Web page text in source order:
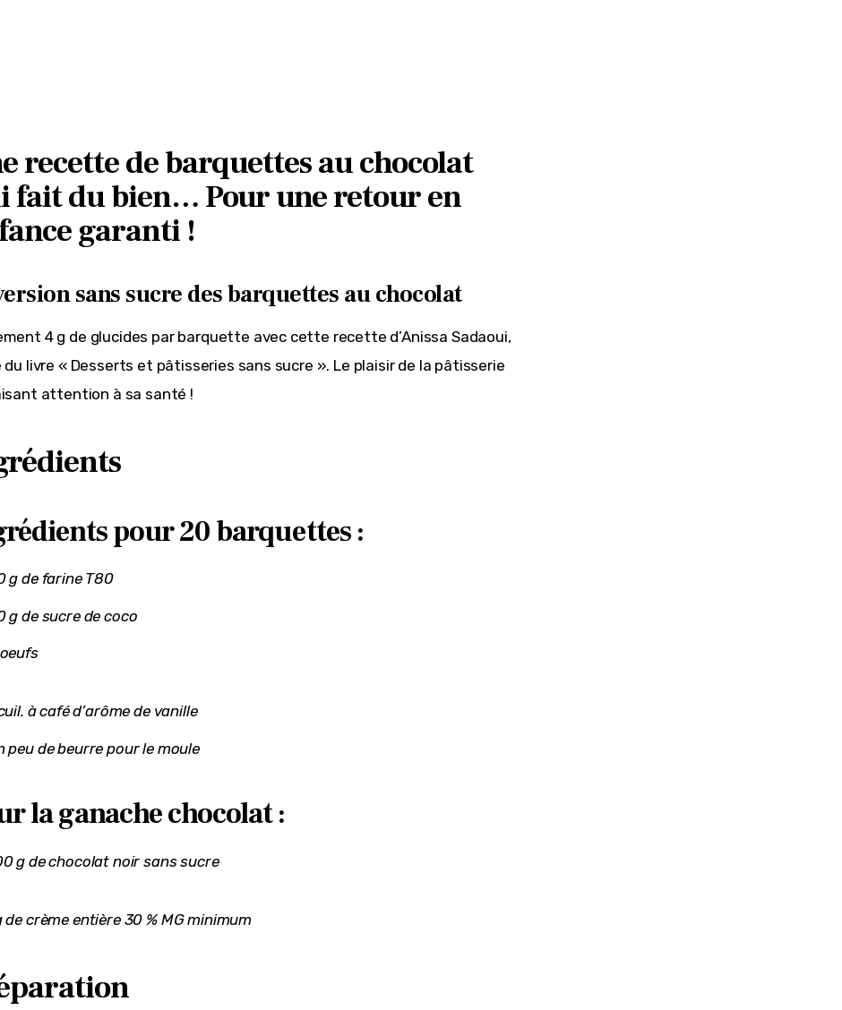
recette de barquettes au chocolat
fait du bien… Pour une retour en
garanti !
sans sucre des barquettes au chocolat
4 g de glucides par barquette avec cette recette d’Anissa Sadaoui,
du livre « Desserts et pâtisseries sans sucre ». Le plaisir de la pâtisserie
attention à sa santé !
pour 20 barquettes :
g de farine T80
g de sucre de coco
à café d’arôme de vanille
peu de beurre pour le moule
la ganache chocolat :
g de chocolat noir sans sucre
de crème entière 30 % MG minimum